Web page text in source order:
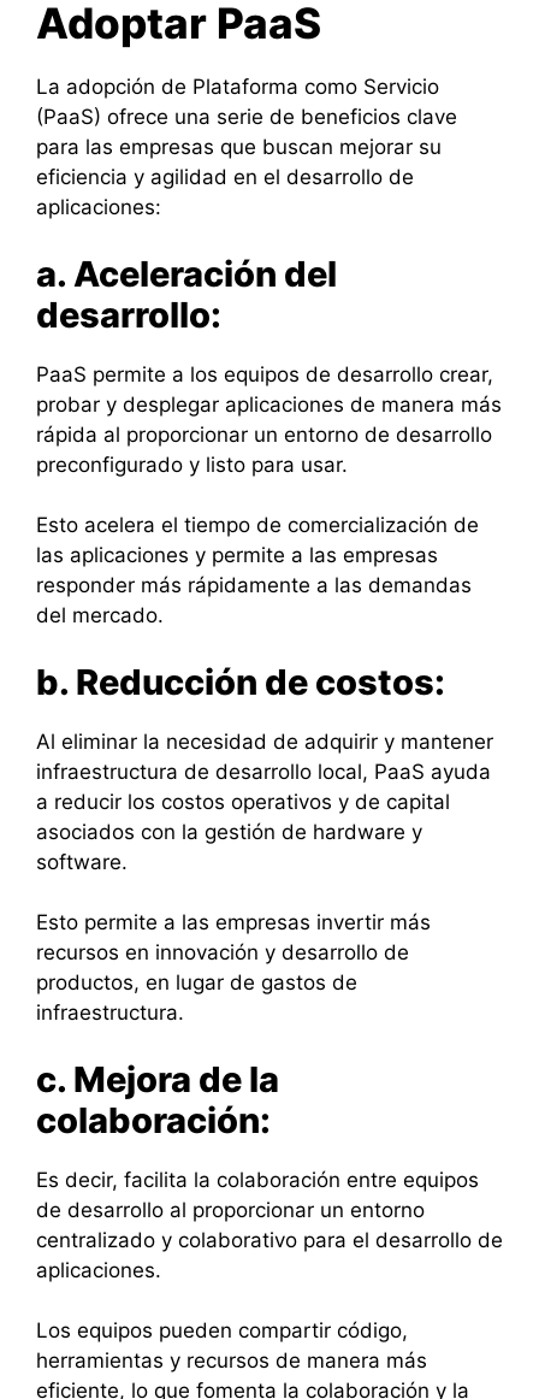
Adoptar PaaS
La adopción de Plataforma como Servicio
(PaaS) ofrece una serie de beneficios clave
para las empresas que buscan mejorar su
eficiencia y agilidad en el desarrollo de
aplicaciones:
a. Aceleración del
desarrollo:
PaaS permite a los equipos de desarrollo crear,
probar y desplegar aplicaciones de manera más
rápida al proporcionar un entorno de desarrollo
preconfigurado y listo para usar.
Esto acelera el tiempo de comercialización de
las aplicaciones y permite a las empresas
responder más rápidamente a las demandas
del mercado.
b. Reducción de costos:
Al eliminar la necesidad de adquirir y mantener
infraestructura de desarrollo local, PaaS ayuda
a reducir los costos operativos y de capital
asociados con la gestión de hardware y
software.
Esto permite a las empresas invertir más
recursos en innovación y desarrollo de
productos, en lugar de gastos de
infraestructura.
c. Mejora de la
colaboración:
Es decir, facilita la colaboración entre equipos
de desarrollo al proporcionar un entorno
centralizado y colaborativo para el desarrollo de
aplicaciones.
Los equipos pueden compartir código,
herramientas y recursos de manera más
eficiente, lo que fomenta la colaboración y la